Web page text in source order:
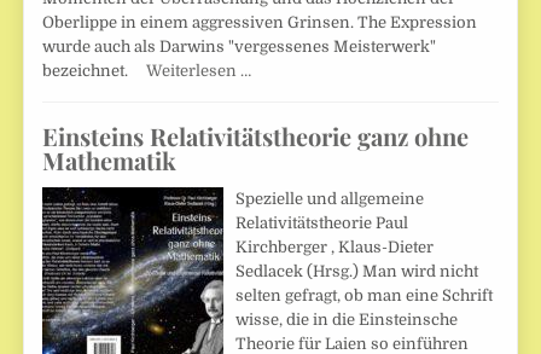
Oberlippe in einem aggressiven Grinsen. The Expression
wurde auch als Darwins "vergessenes Meisterwerk"
bezeichnet.Weiterlesen …
Einsteins Relativitätstheorie ganz ohne
Mathematik
Spezielle und allgemeine
Relativitätstheorie Paul
Kirchberger , Klaus-Dieter
Sedlacek (Hrsg.) Man wird nicht
selten gefragt, ob man eine Schrift
wisse, die in die Einsteinsche
Theorie für Laien so einführen